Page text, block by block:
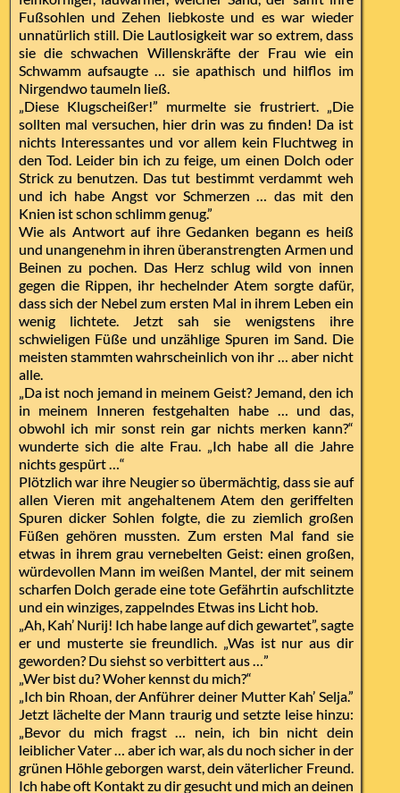
Fußsohlen und Zehen liebkoste und es war wieder
unnatürlich still. Die Lautlosigkeit war so extrem, dass
sie die schwachen Willenskräfte der Frau wie ein
Schwamm aufsaugte … sie apathisch und hilflos im
Nirgendwo taumeln ließ.
„Diese Klugscheißer!” murmelte sie frustriert. „Die
sollten mal versuchen, hier drin was zu finden! Da ist
nichts Interessantes und vor allem kein Fluchtweg in
den Tod. Leider bin ich zu feige, um einen Dolch oder
Strick zu benutzen. Das tut bestimmt verdammt weh
und ich habe Angst vor Schmerzen … das mit den
Knien ist schon schlimm genug.”
Wie als Antwort auf ihre Gedanken begann es heiß
und unangenehm in ihren überanstrengten Armen und
Beinen zu pochen. Das Herz schlug wild von innen
gegen die Rippen, ihr hechelnder Atem sorgte dafür,
dass sich der Nebel zum ersten Mal in ihrem Leben ein
wenig lichtete. Jetzt sah sie wenigstens ihre
schwieligen Füße und unzählige Spuren im Sand. Die
meisten stammten wahrscheinlich von ihr … aber nicht
alle.
„Da ist noch jemand in meinem Geist? Jemand, den ich
in meinem Inneren festgehalten habe … und das,
obwohl ich mir sonst rein gar nichts merken kann?“
wunderte sich die alte Frau. „Ich habe all die Jahre
nichts gespürt …“
Plötzlich war ihre Neugier so übermächtig, dass sie auf
allen Vieren mit angehaltenem Atem den geriffelten
Spuren dicker Sohlen folgte, die zu ziemlich großen
Füßen gehören mussten. Zum ersten Mal fand sie
etwas in ihrem grau vernebelten Geist: einen großen,
würdevollen Mann im weißen Mantel, der mit seinem
scharfen Dolch gerade eine tote Gefährtin aufschlitzte
und ein winziges, zappelndes Etwas ins Licht hob.
„Ah, Kah’ Nurij! Ich habe lange auf dich gewartet”, sagte
er und musterte sie freundlich. „Was ist nur aus dir
geworden? Du siehst so verbittert aus …”
„Wer bist du? Woher kennst du mich?“
„Ich bin Rhoan, der Anführer deiner Mutter Kah’ Selja.”
Jetzt lächelte der Mann traurig und setzte leise hinzu:
„Bevor du mich fragst … nein, ich bin nicht dein
leiblicher Vater … aber ich war, als du noch sicher in der
grünen Höhle geborgen warst, dein väterlicher Freund.
Ich habe oft Kontakt zu dir gesucht und mich an deinen